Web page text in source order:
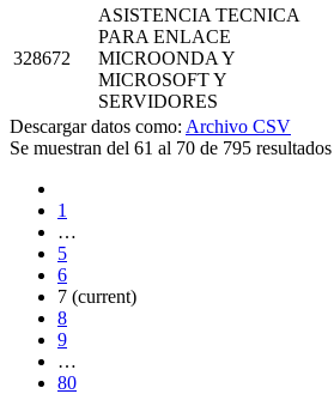
328672
ASISTENCIA TECNICA
PARA ENLACE
MICROONDA Y
MICROSOFT Y
SERVIDORES
Descargar datos como: Archivo CSV
Se muestran del 61 al 70 de 795 resultados
1
…
5
6
7 (current)
8
9
…
80